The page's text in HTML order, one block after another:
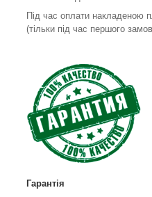
Під час оплати накладеною
(тільки під час першого
Гарантія